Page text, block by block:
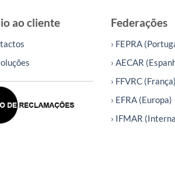
ao cliente Federações
› FEPRA
› AECAR
› FFVRC (França)
› EFRA (Europa)
› IFMAR